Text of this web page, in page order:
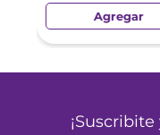
Agregar